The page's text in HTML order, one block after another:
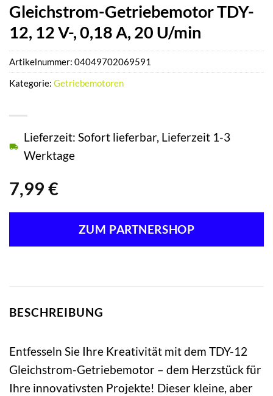
Gleichstrom-Getriebemotor TDY-
12, 12 V-, 0,18 A, 20 U/min
7,99 €
Lieferzeit: Sofort lieferbar, Lieferzeit 1-3
Werktage
ZUM PARTNERSHOP
Artikelnummer: 04049702069591
Kategorie: Getriebemotoren
BESCHREIBUNG
Entfesseln Sie Ihre Kreativität mit dem TDY-12
Gleichstrom-Getriebemotor – dem Herzstück für
Ihre innovativsten Projekte! Dieser kleine, aber